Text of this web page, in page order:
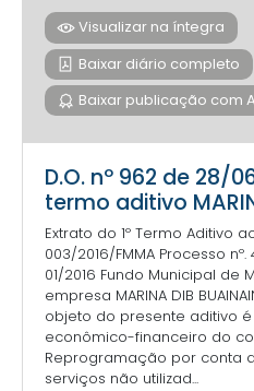
Visualizar na íntegra
Baixar diário completo
Baixar publicação com
D.O. nº 962 de 28/
termo aditivo
Extrato do 1º Termo Aditivo
003/2016/FMMA Processo
01/2016 Fundo Municipal de
empresa MARINA DIB
objeto do presente aditivo
econômico-financeiro do
Reprogramação por conta
serviços não utilizad...